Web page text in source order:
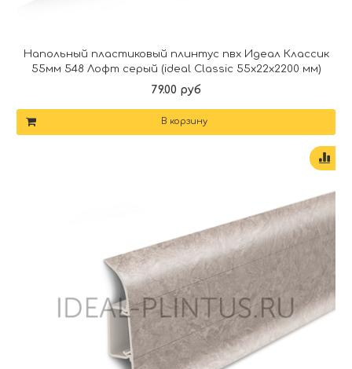
Напольный пластиковый плинтус пвх Идеал Классик
55мм 548 Лофт серый (ideal Classic 55х22х2200 мм)
79.00 руб
В корзину